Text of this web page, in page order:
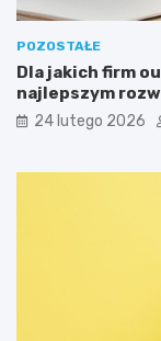
POZOSTAŁE
Dla jakich firm
najlepszym
24 lutego 2026